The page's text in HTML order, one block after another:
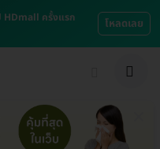
HDmall ครั้งแรก
โหลดเลย